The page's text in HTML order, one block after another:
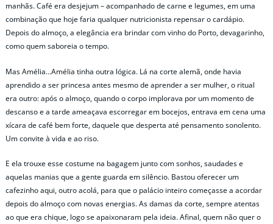
manhãs. Café era desjejum – acompanhado de carne e legumes, em uma
combinação que hoje faria qualquer nutricionista repensar o cardápio.
Depois do almoço, a elegância era brindar com vinho do Porto, devagarinho,
como quem saboreia o tempo.
Mas Amélia…Amélia tinha outra lógica. Lá na corte alemã, onde havia
aprendido a ser princesa antes mesmo de aprender a ser mulher, o ritual
era outro: após o almoço, quando o corpo implorava por um momento de
descanso e a tarde ameaçava escorregar em bocejos, entrava em cena uma
xícara de café bem forte, daquele que desperta até pensamento sonolento.
Um convite à vida e ao riso.
E ela trouxe esse costume na bagagem junto com sonhos, saudades e
aquelas manias que a gente guarda em silêncio. Bastou oferecer um
cafezinho aqui, outro acolá, para que o palácio inteiro começasse a acordar
depois do almoço com novas energias. As damas da corte, sempre atentas
ao que era chique, logo se apaixonaram pela ideia. Afinal, quem não quer o